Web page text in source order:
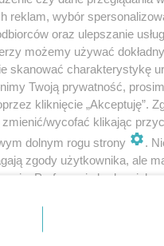
reklam, wybór
oraz ulepszanie
możemy używać
skanować charakterystykę
Twoją prywatność,
kliknięcie „Akceptuję”.
wycofać klikając
dolnym rogu strony
.
zgody użytkownika, ale
Preferencje będą miały
abyś mógł